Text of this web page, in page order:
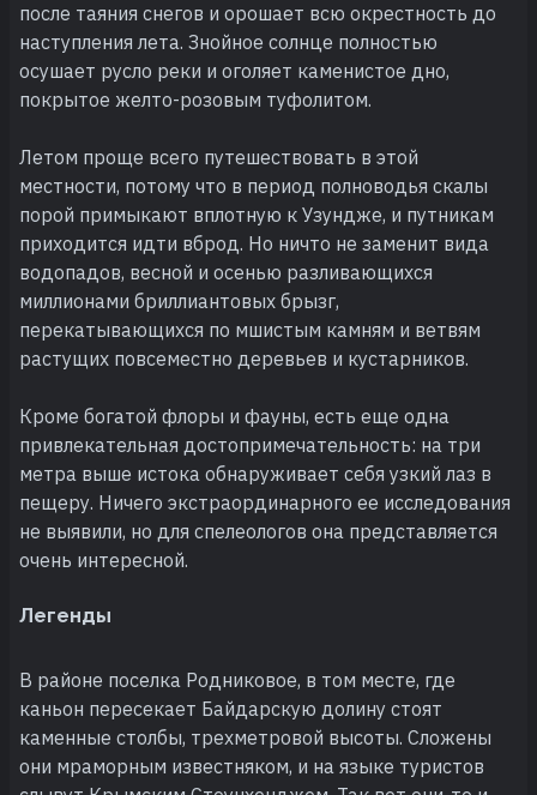
после таяния снегов и орошает всю окрестность до
наступления лета. Знойное солнце полностью
осушает русло реки и оголяет каменистое дно,
покрытое желто-розовым туфолитом.
Летом проще всего путешествовать в этой
местности, потому что в период полноводья скалы
порой примыкают вплотную к Узундже, и путникам
приходится идти вброд. Но ничто не заменит вида
водопадов, весной и осенью разливающихся
миллионами бриллиантовых брызг,
перекатывающихся по мшистым камням и ветвям
растущих повсеместно деревьев и кустарников.
Кроме богатой флоры и фауны, есть еще одна
привлекательная достопримечательность: на три
метра выше истока обнаруживает себя узкий лаз в
пещеру. Ничего экстраординарного ее исследования
не выявили, но для спелеологов она представляется
очень интересной.
Легенды
В районе поселка Родниковое, в том месте, где
каньон пересекает Байдарскую долину стоят
каменные столбы, трехметровой высоты. Сложены
они мраморным известняком, и на языке туристов